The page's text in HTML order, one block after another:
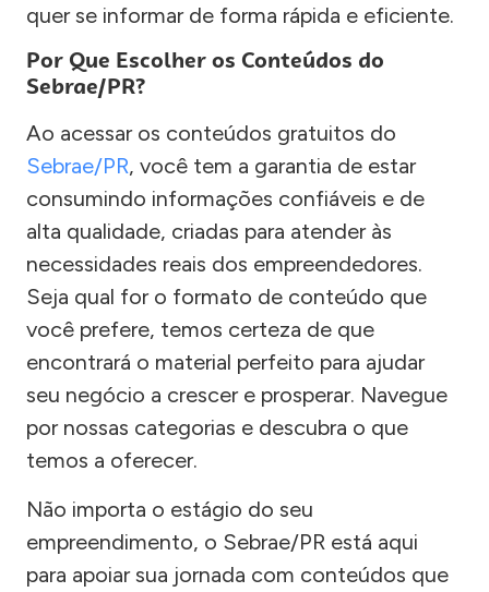
quer se informar de forma rápida e eficiente.
Por Que Escolher os Conteúdos do
Sebrae/PR?
Ao acessar os conteúdos gratuitos do
Sebrae/PR, você tem a garantia de estar
consumindo informações confiáveis e de
alta qualidade, criadas para atender às
necessidades reais dos empreendedores.
Seja qual for o formato de conteúdo que
você prefere, temos certeza de que
encontrará o material perfeito para ajudar
seu negócio a crescer e prosperar. Navegue
por nossas categorias e descubra o que
temos a oferecer.
Não importa o estágio do seu
empreendimento, o Sebrae/PR está aqui
para apoiar sua jornada com conteúdos que